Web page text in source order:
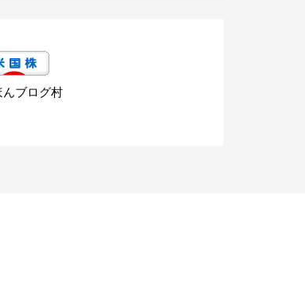
んブログ村